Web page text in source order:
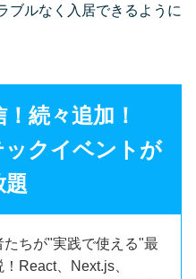
ブルなく入居できるように
続々追加！
ックイベントが
題
ちが"実践で使える"最
React、Next.js、